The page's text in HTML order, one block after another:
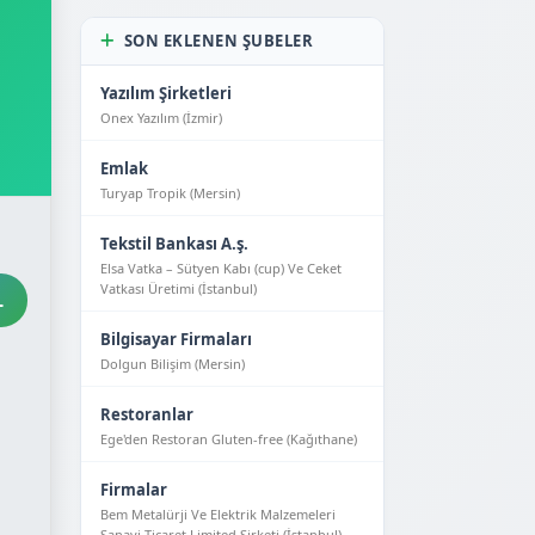
SON EKLENEN ŞUBELER
Yazılım Şirketleri
Onex Yazılım (İzmir)
Emlak
Turyap Tropik (Mersin)
Tekstil Bankası A.ş.
Elsa Vatka – Sütyen Kabı (cup) Ve Ceket
Vatkası Üretimi (İstanbul)
Bilgisayar Firmaları
Dolgun Bilişim (Mersin)
Restoranlar
Ege'den Restoran Gluten-free (Kağıthane)
Firmalar
Bem Metalürji Ve Elektrik Malzemeleri